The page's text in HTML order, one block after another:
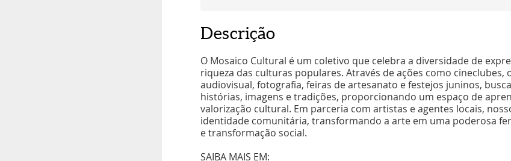
Descrição
O Mosaico Cultural é um coletivo que celebra a diversidade de
riqueza das culturas populares. Através de ações como cineclubes,
audiovisual, fotografia, feiras de artesanato e festejos juninos,
histórias, imagens e tradições, proporcionando um espaço de
valorização cultural. Em parceria com artistas e agentes locais,
identidade comunitária, transformando a arte em uma poderosa
e transformação social.
SAIBA MAIS EM: